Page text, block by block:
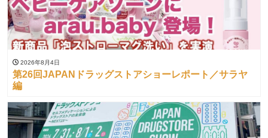
2026年8月4日
第26回JAPANドラッグストアショーレポート／サラヤ
編